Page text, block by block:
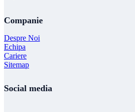
Companie
Despre Noi
Echipa
Cariere
Sitemap
Social media